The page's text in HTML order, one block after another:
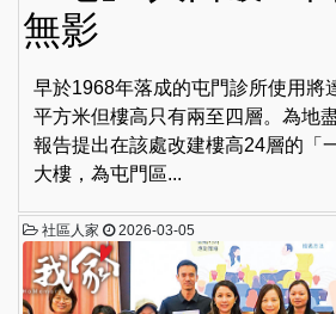
無影
早於1968年落成的屯門診所使用將
平方米但樓高只有兩至四層。為地
報告提出在該處改建樓高24層的「
大樓，為屯門區...
社區人家 2026-03-05